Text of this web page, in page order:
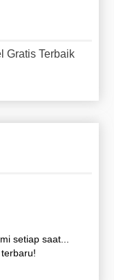
Gratis Terbaik
setiap saat...